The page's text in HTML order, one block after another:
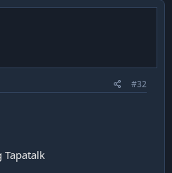
#32
Tapatalk